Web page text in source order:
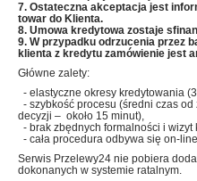
7. Ostateczna akceptacja jest
towar do Klienta.
8. Umowa kredytowa zostaje
9. W przypadku odrzucenia przez
klienta z kredytu zamówienie jest
Główne zalety:
- elastyczne okresy kredytowania
- szybkość procesu (średni czas
decyzji – około 15 minut),
- brak zbędnych formalności i wizyt
- cała procedura odbywa się on-
Serwis Przelewy24 nie pobiera
dokonanych w systemie ratalnym.